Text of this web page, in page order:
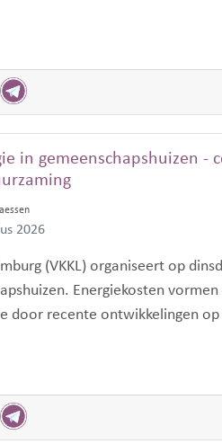
in gemeenschapshuizen -
2026
(VKKL) organiseert op
Energiekosten
door recente ontwikkelingen